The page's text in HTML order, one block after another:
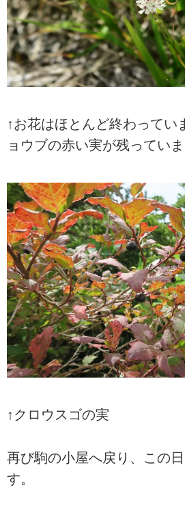
↑お花はほとんど終わってい
ョウブの赤い実が残ってい
↑クロウスゴの実
再び駒の小屋へ戻り、この
す。